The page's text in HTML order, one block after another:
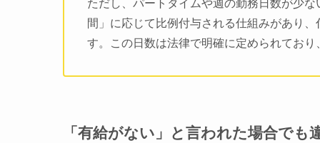
間」に応じて比例付与される仕組みがあり
す。この日数は法律で明確に定められてお
「有給がない」と言われた場合で